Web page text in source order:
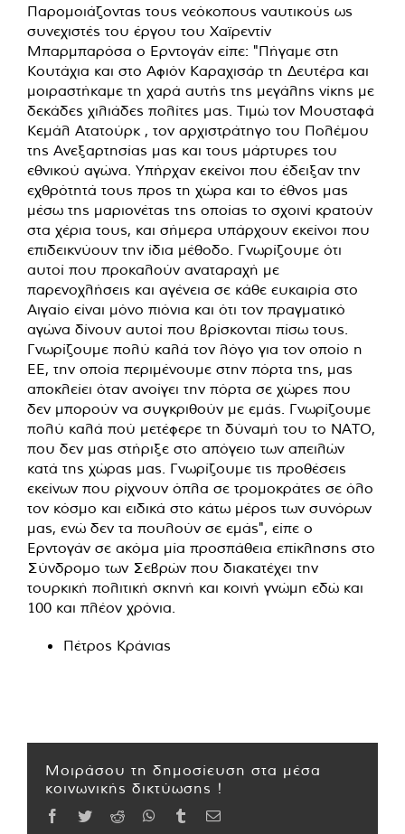
Παρομοιάζοντας τους νεόκοπους ναυτικούς ως
συνεχιστές του έργου του Χαϊρεντίν
Μπαρμπαρόσα ο Ερντογάν είπε: "Πήγαμε στη
Κουτάχια και στο Αφιόν Καραχισάρ τη Δευτέρα και
μοιραστήκαμε τη χαρά αυτής της μεγάλης νίκης με
δεκάδες χιλιάδες πολίτες μας. Τιμώ τον Μουσταφά
Κεμάλ Ατατούρκ , τον αρχιστράτηγο του Πολέμου
της Ανεξαρτησίας μας και τους μάρτυρες του
εθνικού αγώνα. Υπήρχαν εκείνοι που έδειξαν την
εχθρότητά τους προς τη χώρα και το έθνος μας
μέσω της μαριονέτας της οποίας το σχοινί κρατούν
στα χέρια τους, και σήμερα υπάρχουν εκείνοι που
επιδεικνύουν την ίδια μέθοδο. Γνωρίζουμε ότι
αυτοί που προκαλούν αναταραχή με
παρενοχλήσεις και αγένεια σε κάθε ευκαιρία στο
Αιγαίο είναι μόνο πιόνια και ότι τον πραγματικό
αγώνα δίνουν αυτοί που βρίσκονται πίσω τους.
Γνωρίζουμε πολύ καλά τον λόγο για τον οποίο η
ΕΕ, την οποία περιμένουμε στην πόρτα της, μας
αποκλείει όταν ανοίγει την πόρτα σε χώρες που
δεν μπορούν να συγκριθούν με εμάς. Γνωρίζουμε
πολύ καλά πού μετέφερε τη δύναμή του το ΝΑΤΟ,
που δεν μας στήριξε στο απόγειο των απειλών
κατά της χώρας μας. Γνωρίζουμε τις προθέσεις
εκείνων που ρίχνουν όπλα σε τρομοκράτες σε όλο
τον κόσμο και ειδικά στο κάτω μέρος των συνόρων
μας, ενώ δεν τα πουλούν σε εμάς", είπε ο
Ερντογάν σε ακόμα μία προσπάθεια επίκλησης στο
Σύνδρομο των Σεβρών που διακατέχει την
τουρκική πολιτική σκηνή και κοινή γνώμη εδώ και
100 και πλέον χρόνια.
Πέτρος Κράνιας
Μοιράσου τη δημοσίευση στα μέσα
κοινωνικής δικτύωσης !
Facebook
TwitterReddit WhatsApp
TumblrEmail